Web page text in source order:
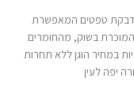
טפטים המאפשרת
בשוק, מהחומרים
במחיר הוגן ללא תחרות
יפה לעין